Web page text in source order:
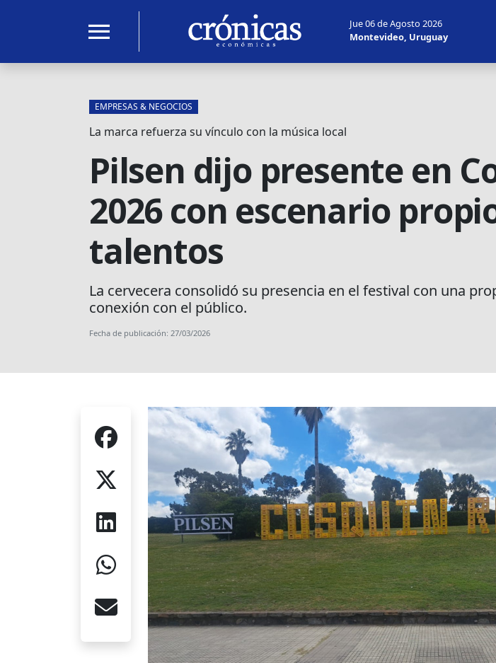
menu
Jue 06 de Agosto 2026
Montevideo, Uruguay
EMPRESAS & NEGOCIOS
La marca refuerza su vínculo con la música local
Pilsen dijo presente en
2026 con escenario
talentos
La cervecera consolidó su presencia en el festival con una
conexión con el público.
Fecha de publicación: 27/03/2026